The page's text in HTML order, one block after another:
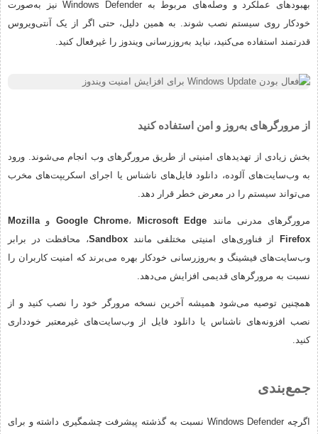
بهبودهای عملکرد و وصله‌های مربوط به Windows Defender نیز به‌صورت
خودکار روی سیستم نصب شوند. به همین دلیل، حتی اگر از یک آنتی‌ویروس
قدرتمند استفاده می‌کنید، نباید به‌روزرسانی ویندوز را غیرفعال کنید.
از مرورگرهای به‌روز و امن استفاده کنید
بخش زیادی از تهدیدهای امنیتی از طریق مرورگرهای وب انجام می‌شوند. ورود
به وب‌سایت‌های آلوده، دانلود فایل‌های ناشناس یا اجرای اسکریپت‌های مخرب
می‌تواند سیستم را در معرض خطر قرار دهد.
مرورگرهای مدرنی مانند Google Chrome، Microsoft Edge وMozilla
Firefox
از فناوری‌های امنیتی مختلفی مانند Sandbox، محافظت در برابر
وب‌سایت‌های فیشینگ و به‌روزرسانی خودکار بهره می‌برند که امنیت کاربران را
نسبت به مرورگرهای قدیمی افزایش می‌دهد.
همچنین توصیه می‌شود همیشه آخرین نسخه مرورگر خود را نصب کنید و از
نصب افزونه‌های ناشناس یا دانلود فایل از وب‌سایت‌های غیرمعتبر خودداری
کنید.
جمع‌بندی
اگرچه Windows Defender نسبت به گذشته پیشرفت چشمگیری داشته و برای